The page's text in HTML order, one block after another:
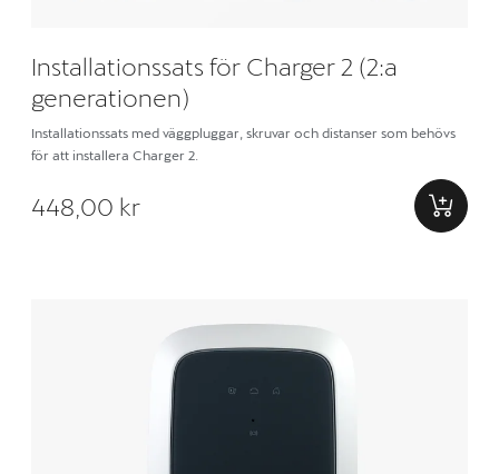
Installationssats för Charger 2 (2:a
generationen)
Installationssats med väggpluggar, skruvar och distanser som behövs
för att installera Charger 2.
448,00 kr